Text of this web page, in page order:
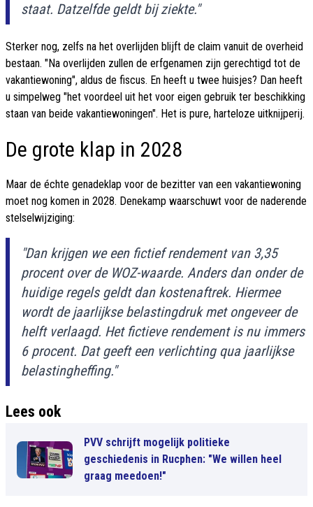
staat. Datzelfde geldt bij ziekte."
Sterker nog, zelfs na het overlijden blijft de claim vanuit de overheid
bestaan. "Na overlijden zullen de erfgenamen zijn gerechtigd tot de
vakantiewoning", aldus de fiscus. En heeft u twee huisjes? Dan heeft
u simpelweg "het voordeel uit het voor eigen gebruik ter beschikking
staan van beide vakantiewoningen". Het is pure, harteloze uitknijperij.
De grote klap in 2028
Maar de échte genadeklap voor de bezitter van een vakantiewoning
moet nog komen in 2028. Denekamp waarschuwt voor de naderende
stelselwijziging:
"Dan krijgen we een fictief rendement van 3,35
procent over de WOZ-waarde. Anders dan onder de
huidige regels geldt dan kostenaftrek. Hiermee
wordt de jaarlijkse belastingdruk met ongeveer de
helft verlaagd. Het fictieve rendement is nu immers
6 procent. Dat geeft een verlichting qua jaarlijkse
belastingheffing."
Lees ook
PVV schrijft mogelijk politieke
geschiedenis in Rucphen: "We willen heel
graag meedoen!"